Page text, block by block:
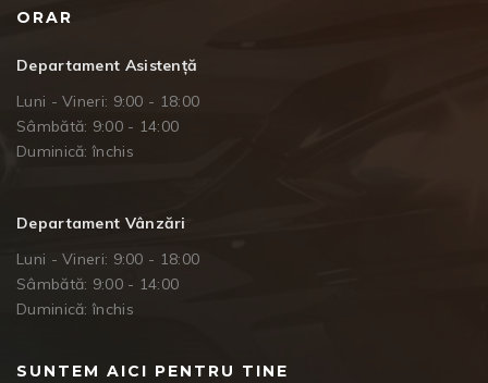
ORAR
Departament Asistență
Luni - Vineri: 9:00 - 18:00
Sâmbătă: 9:00 - 14:00
Duminică: închis
Departament Vânzări
Luni - Vineri: 9:00 - 18:00
Sâmbătă: 9:00 - 14:00
Duminică: închis
SUNTEM AICI PENTRU TINE